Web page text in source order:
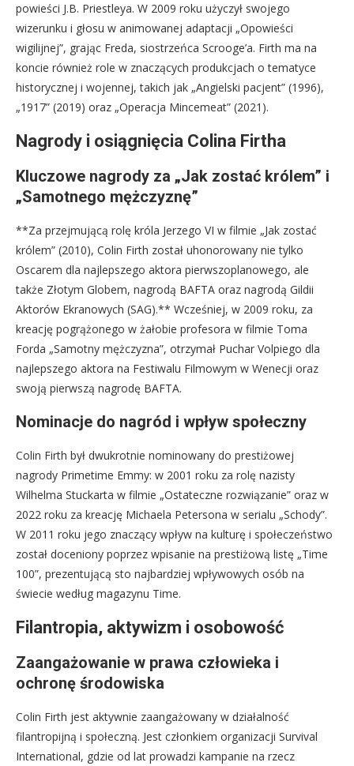
powieści J.B. Priestleya. W 2009 roku użyczył swojego
wizerunku i głosu w animowanej adaptacji „Opowieści
wigilijnej”, grając Freda, siostrzeńca Scrooge’a. Firth ma na
koncie również role w znaczących produkcjach o tematyce
historycznej i wojennej, takich jak „Angielski pacjent” (1996),
„1917” (2019) oraz „Operacja Mincemeat” (2021).
Nagrody i osiągnięcia Colina Firtha
Kluczowe nagrody za „Jak zostać królem” i
„Samotnego mężczyznę”
**Za przejmującą rolę króla Jerzego VI w filmie „Jak zostać
królem” (2010), Colin Firth został uhonorowany nie tylko
Oscarem dla najlepszego aktora pierwszoplanowego, ale
także Złotym Globem, nagrodą BAFTA oraz nagrodą Gildii
Aktorów Ekranowych (SAG).** Wcześniej, w 2009 roku, za
kreację pogrążonego w żałobie profesora w filmie Toma
Forda „Samotny mężczyzna”, otrzymał Puchar Volpiego dla
najlepszego aktora na Festiwalu Filmowym w Wenecji oraz
swoją pierwszą nagrodę BAFTA.
Nominacje do nagród i wpływ społeczny
Colin Firth był dwukrotnie nominowany do prestiżowej
nagrody Primetime Emmy: w 2001 roku za rolę nazisty
Wilhelma Stuckarta w filmie „Ostateczne rozwiązanie” oraz w
2022 roku za kreację Michaela Petersona w serialu „Schody”.
W 2011 roku jego znaczący wpływ na kulturę i społeczeństwo
został doceniony poprzez wpisanie na prestiżową listę „Time
100”, prezentującą sto najbardziej wpływowych osób na
świecie według magazynu Time.
Filantropia, aktywizm i osobowość
Zaangażowanie w prawa człowieka i
ochronę środowiska
Colin Firth jest aktywnie zaangażowany w działalność
filantropijną i społeczną. Jest członkiem organizacji Survival
International, gdzie od lat prowadzi kampanie na rzecz